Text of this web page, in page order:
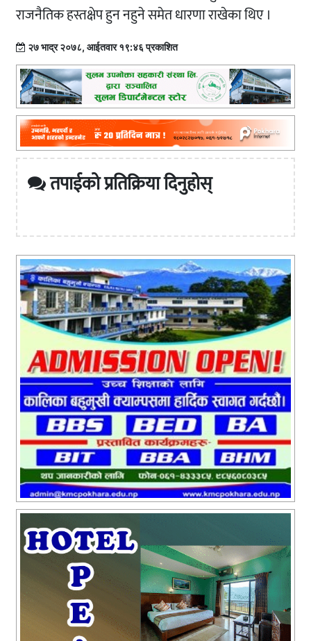
राजनैतिक हस्तक्षेप हुन नहुने समेत धारणा राखेका थिए ।
२७ भाद्र २०७८, आईतवार १९:४६ प्रकाशित
तपाईको प्रतिक्रिया दिनुहोस्